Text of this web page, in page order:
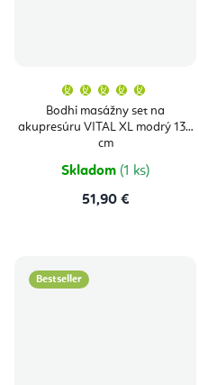
Bodhi masážny set na
akupresúru VITAL XL modrý 130
cm
produktu
je
5,0
Skladom (1 ks)
51,90 €
Bestseller